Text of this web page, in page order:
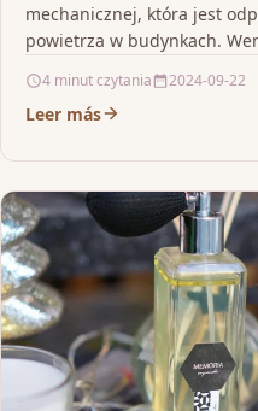
mechanicznej, która jest
powietrza w budynkach.
4 minut czytania 2024-09-22
Leer más